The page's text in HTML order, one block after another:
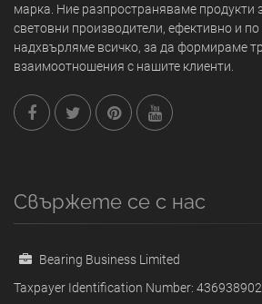
марка. Ние разпространяваме продукти
световни производители, ефективно и по
надхвърляме всичко, за да формираме
взаимоотношения с нашите клиенти.
Свържете се с нас
Bearing Business Limited
Taxpayer Identification Number: